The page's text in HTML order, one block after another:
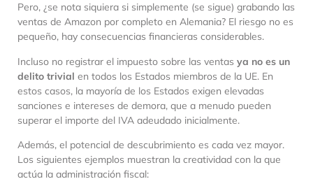
Pero, ¿se nota siquiera si simplemente (se sigue) grabando las
ventas de Amazon por completo en Alemania? El riesgo no es
pequeño, hay consecuencias financieras considerables.
Incluso no registrar el impuesto sobre las ventas ya no es un
delito trivial en todos los Estados miembros de la UE. En
estos casos, la mayoría de los Estados exigen elevadas
sanciones e intereses de demora, que a menudo pueden
superar el importe del IVA adeudado inicialmente.
Además, el potencial de descubrimiento es cada vez mayor.
Los siguientes ejemplos muestran la creatividad con la que
actúa la administración fiscal: